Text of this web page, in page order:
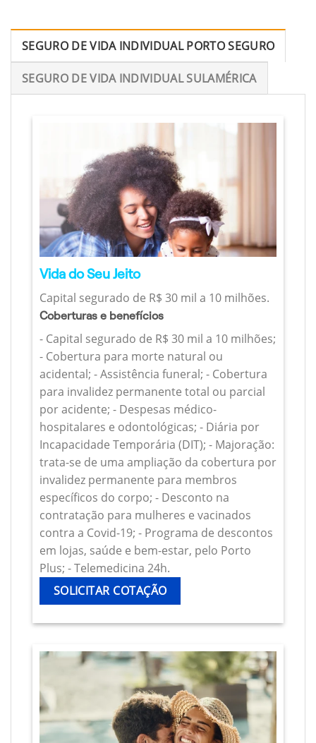
SEGURO DE VIDA INDIVIDUAL PORTO SEGURO
SEGURO DE VIDA INDIVIDUAL SULAMÉRICA
Vida do Seu Jeito
Capital segurado de R$ 30 mil a 10 milhões.
Coberturas e benefícios
- Capital segurado de R$ 30 mil a 10 milhões;
- Cobertura para morte natural ou
acidental; - Assistência funeral; - Cobertura
para invalidez permanente total ou parcial
por acidente; - Despesas médico-
hospitalares e odontológicas; - Diária por
Incapacidade Temporária (DIT); - Majoração:
trata-se de uma ampliação da cobertura por
invalidez permanente para membros
específicos do corpo; - Desconto na
contratação para mulheres e vacinados
contra a Covid-19; - Programa de descontos
em lojas, saúde e bem-estar, pelo Porto
Plus; - Telemedicina 24h.
SOLICITAR COTAÇÃO